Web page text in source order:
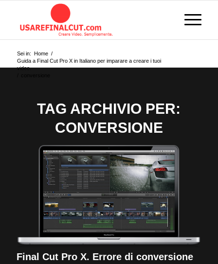
Sei in: Home /
Guida a Final Cut Pro X in Italiano per imparare a creare i tuoi
video.
TAG ARCHIVIO PER:
CONVERSIONE
Final Cut Pro X. Errore di conversione